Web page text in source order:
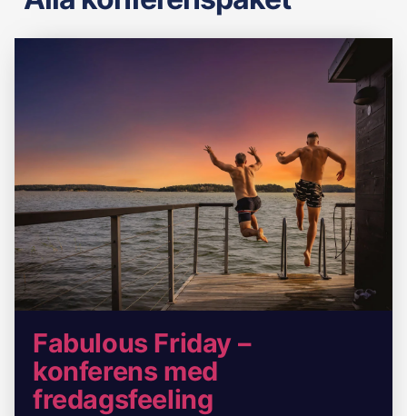
Fabulous Friday –
konferens med
fredagsfeeling